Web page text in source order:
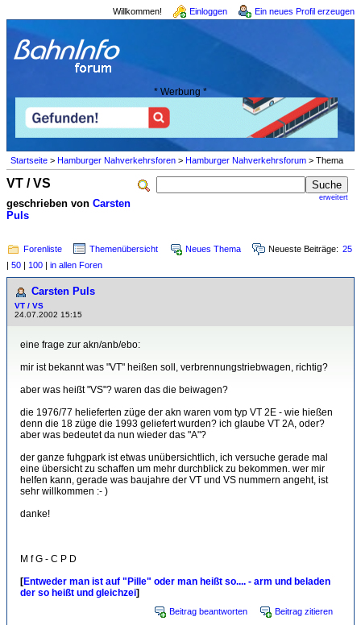
Willkommen! Einloggen Ein neues Profil erzeugen
* Werbung *
Startseite > Hamburger Nahverkehrsforen > Hamburger Nahverkehrsforum > Thema
erweitert
VT / VS
geschrieben von Carsten
Puls
Forenliste Themenübersicht Neues Thema Neueste Beiträge: 25
| 50 | 100 | in allen Foren
Carsten Puls
VT / VS
24.07.2002 15:15
eine frage zur akn/anb/ebo:
mir ist bekannt was "VT" heißen soll, verbrennungstriebwagen, richtig?
aber was heißt "VS"? waren das die beiwagen?
die 1976/77 helieferten züge der akn waren vom typ VT 2E - wie hießen
denn die 18 züge die 1993 geliefert wurden? ich glaube VT 2A, oder?
aber was bedeutet da nun wieder das "A"?
der ganze fuhgpark ist etwas unübersichtlich, ich versuche gerade mal
eine übersicht zu schaffen um mehr durchblick zu bekommen. wer mir
helfen kann, gerade was baujahre der VT und VS nummern angeht, ist
sehr willkommen :- )
danke!
M f G - C P D
[Entweder man ist auf "Pille" oder man heißt so.... - arm und beladen
der so heißt und gleichzei]
Beitrag beantworten Beitrag zitieren